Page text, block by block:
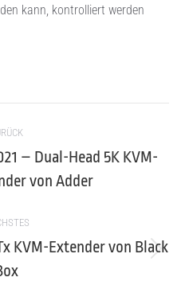
kann, kontrolliert werden
Previous
project:
– Dual-Head 5K KVM-
von Adder
Next
project:
KVM-Extender von Black